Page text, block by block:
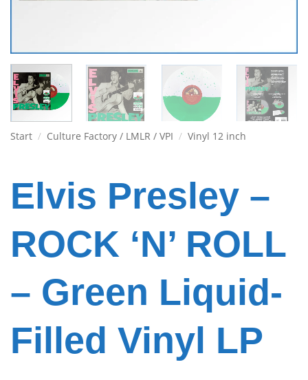
Start / Culture Factory / LMLR / VPI / Vinyl 12 inch
Elvis Presley –
ROCK ‘N’ ROLL
– Green Liquid-
Filled Vinyl LP